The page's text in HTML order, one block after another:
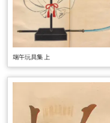
端午玩具集 上